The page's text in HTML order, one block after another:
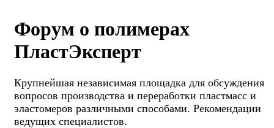
Форум о полимерах
ПластЭксперт
Крупнейшая независимая площадка для обсуждения
вопросов производства и переработки пластмасс и
эластомеров различными способами. Рекомендации
ведущих специалистов.